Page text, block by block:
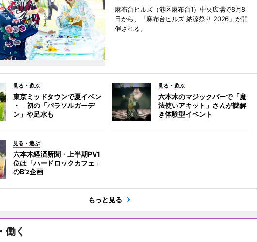
麻布台ヒルズ（港区麻布台1）中央広場で8月8
日から、「麻布台ヒルズ 納涼祭り 2026」が開
催される。
見る・遊ぶ
東京ミッドタウンで夏イベン
ト 初の「パラソルガーデ
ン」や足水も
見る・遊ぶ
六本木のマジックバーで「魔
法使いアキット」さんが謎解
き体験型イベント
見る・遊ぶ
六本木経済新聞・上半期PV1
位は「ハードロックカフェ」
のB’z企画
もっと見る
働く